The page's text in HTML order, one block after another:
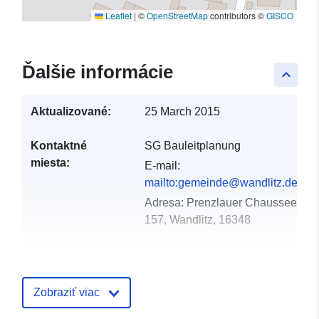
Leaflet | ©OpenStreetMapcontributors ©GISCO
keyboard_arrow_up
Ďalšie informácie
Aktualizované: 25 March 2015
Kontaktné
miesta:
SG Bauleitplanung
E-mail:
mailto:gemeinde@wandlitz.de
Adresa: Prenzlauer Chaussee
157, Wandlitz, 16348
Zobraziť viac